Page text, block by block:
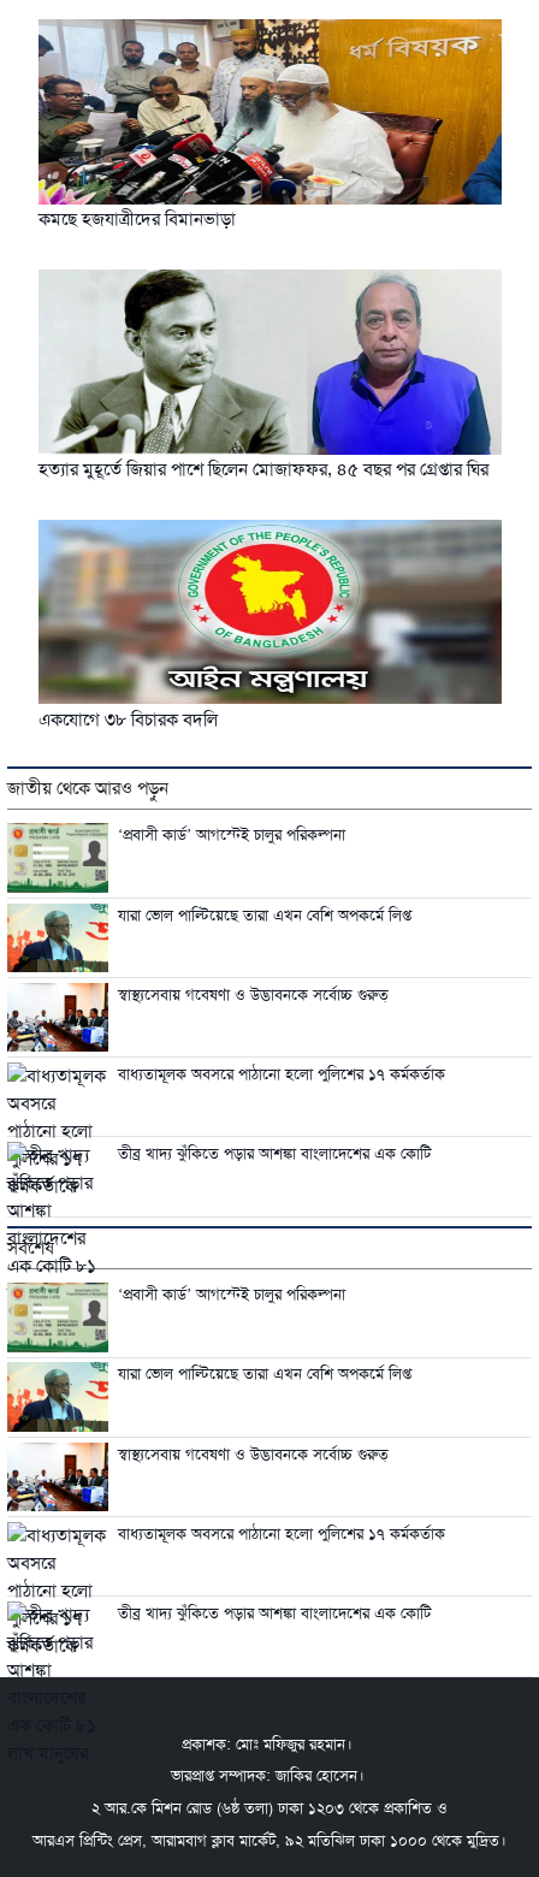
কমছে হজযাত্রীদের বিমানভাড়া
হত্যার মুহূর্তে জিয়ার পাশে ছিলেন মোজাফফর, ৪৫ বছর পর গ্রেপ্তার ঘির
একযোগে ৩৮ বিচারক বদলি
জাতীয় থেকে আরও পড়ুন
‘প্রবাসী কার্ড’ আগস্টেই চালুর পরিকল্পনা
যারা ভোল পাল্টিয়েছে তারা এখন বেশি অপকর্মে লিপ্ত
স্বাস্থ্যসেবায় গবেষণা ও উদ্ভাবনকে সর্বোচ্চ গুরুত্
বাধ্যতামূলক অবসরে পাঠানো হলো পুলিশের ১৭ কর্মকর্তাক
তীব্র খাদ্য ঝুঁকিতে পড়ার আশঙ্কা বাংলাদেশের এক কোটি
সর্বশেষ
‘প্রবাসী কার্ড’ আগস্টেই চালুর পরিকল্পনা
যারা ভোল পাল্টিয়েছে তারা এখন বেশি অপকর্মে লিপ্ত
স্বাস্থ্যসেবায় গবেষণা ও উদ্ভাবনকে সর্বোচ্চ গুরুত্
বাধ্যতামূলক অবসরে পাঠানো হলো পুলিশের ১৭ কর্মকর্তাক
তীব্র খাদ্য ঝুঁকিতে পড়ার আশঙ্কা বাংলাদেশের এক কোটি
প্রকাশক: মোঃ মফিজুর রহমান।
ভারপ্রাপ্ত সম্পাদক: জাকির হোসেন।
২ আর.কে মিশন রোড (৬ষ্ঠ তলা) ঢাকা ১২০৩ থেকে প্রকাশিত ও
আরএস প্রিন্টিং প্রেস, আরামবাগ ক্লাব মার্কেট, ৯২ মতিঝিল ঢাকা ১০০০ থেকে মুদ্রিত।